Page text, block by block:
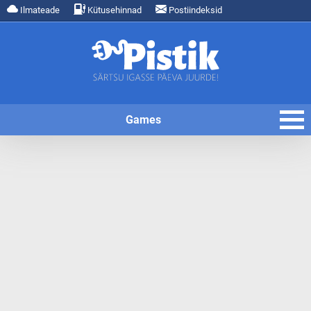
Ilmateade Kütusehinnad Postiindeksid
Games